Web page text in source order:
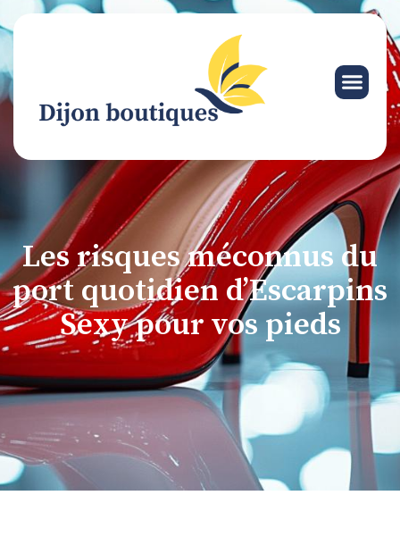
Les risques méconnus du
port quotidien d’Escarpins
Sexy pour vos pieds